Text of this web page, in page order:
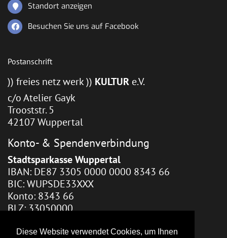
Diese Website verwendet Cookies, um Ihnen
Standort anzeigen
Besuchen Sie uns auf Facebook
Postanschrift
)) freies netz werk )) KULTUR e.V.
c/o Atelier Gayk
Trooststr. 5
42107 Wuppertal
Konto- & Spendenverbindung
Stadtsparkasse Wuppertal
IBAN: DE87 3305 0000 0000 8343 66
BIC: WUPSDE33XXX
Konto: 8343 66
BLZ: 33050000
Webhosting / Redaktion